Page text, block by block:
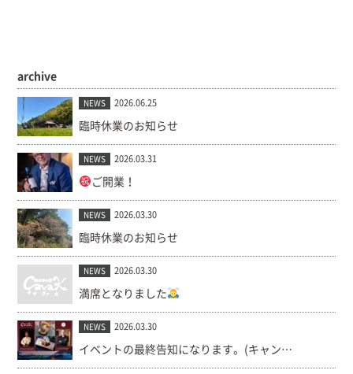
archive
NEWS 2026.06.25
臨時休業のお知らせ
NEWS 2026.03.31
ご開業！
NEWS 2026.03.30
臨時休業のお知らせ
NEWS 2026.03.30
満席となりました
NEWS 2026.03.30
イベントの最終告知になります。(キャンセル出ました！)